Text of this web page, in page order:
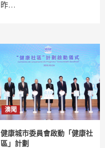
昨…
澳聞
健康城市委員會啟動「健康社
區」計劃